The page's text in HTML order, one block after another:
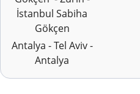
İstanbul Sabiha
Gökçen
Antalya - Tel Aviv -
Antalya